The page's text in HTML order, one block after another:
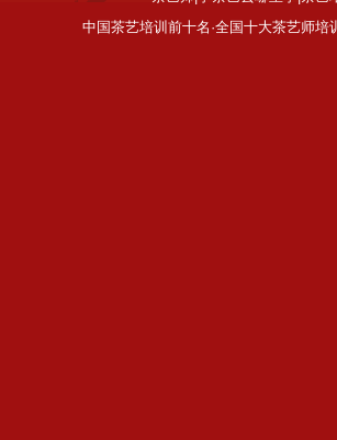
中国茶艺培训前十名·全国十大茶艺师培